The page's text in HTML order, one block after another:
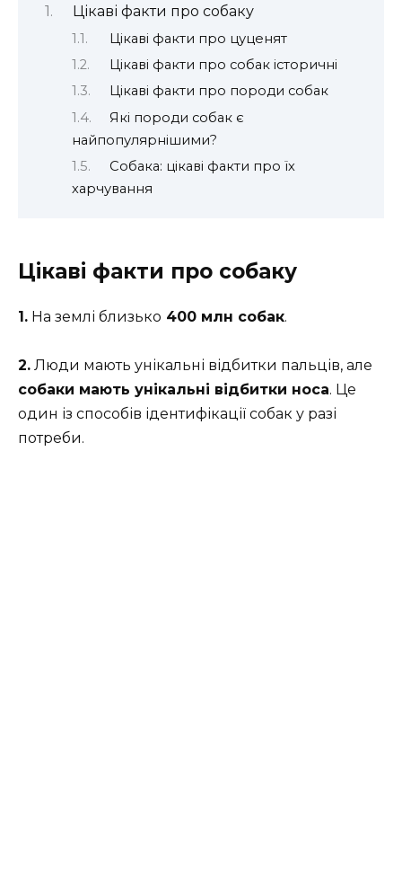
Цікаві факти про собаку
Цікаві факти про цуценят
Цікаві факти про собак історичні
Цікаві факти про породи собак
Які породи собак є
найпопулярнішими?
Собака: цікаві факти про їх
харчування
Цікаві факти про собаку
1. На землі близько 400 млн собак.
2. Люди мають унікальні відбитки пальців, але
собаки мають унікальні відбитки носа. Це
один із способів ідентифікації собак у разі
потреби.